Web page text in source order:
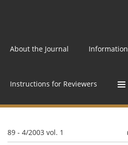
About the Journal
Instructions for Reviewers
89 - 4/2003 vol. 1